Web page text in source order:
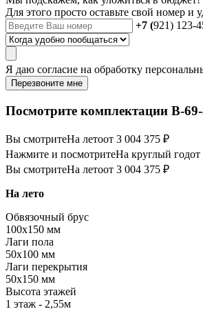
Для этого просто оставьте свой номер и
+7 (921) 123-
Я даю согласие на обработку
Перезвоните мне
Посмотрите комплектации В-
Вы смотритеНа летоот 3 004 375 ₽
Нажмите и посмотритеНа круглый годот
Вы смотритеНа летоот 3 004 375 ₽
На лето
Обвязочный брус
100х150 мм
Лаги пола
50х100 мм
Лаги перекрытия
50х150 мм
Высота этажей
1 этаж - 2,55м